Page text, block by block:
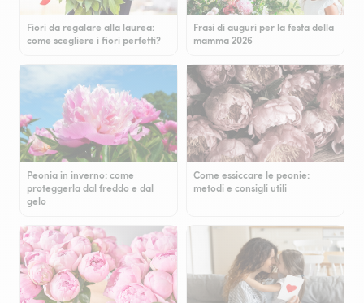
Fiori da regalare alla laurea:
come scegliere i fiori perfetti?
Frasi di auguri per la festa della
mamma 2026
Peonia in inverno: come
proteggerla dal freddo e dal
gelo
Come essiccare le peonie:
metodi e consigli utili